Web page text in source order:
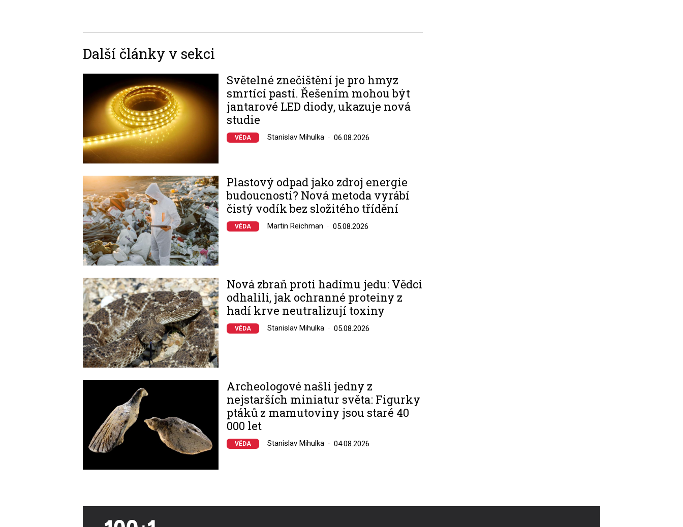
Další články v sekci
Světelné znečištění je pro hmyz
smrtící pastí. Řešením mohou být
jantarové LED diody, ukazuje nová
studie
VĚDA Stanislav Mihulka 06.08.2026
Image
Plastový odpad jako zdroj energie
budoucnosti? Nová metoda vyrábí
čistý vodík bez složitého třídění
VĚDA Martin Reichman 05.08.2026
Image
Nová zbraň proti hadímu jedu: Vědci
odhalili, jak ochranné proteiny z
hadí krve neutralizují toxiny
VĚDA Stanislav Mihulka 05.08.2026
Archeologové našli jedny z
nejstarších miniatur světa: Figurky
ptáků z mamutoviny jsou staré 40
000 let
VĚDA Stanislav Mihulka 04.08.2026